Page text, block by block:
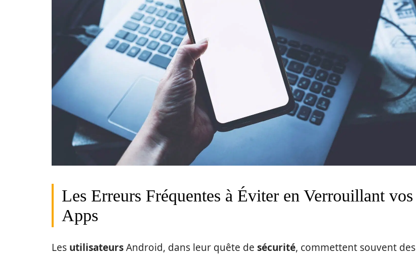
Les Erreurs Fréquentes à Éviter en Verrouillant vos
Apps
Les utilisateursAndroid, dans leur quête de sécurité, commettent souvent des